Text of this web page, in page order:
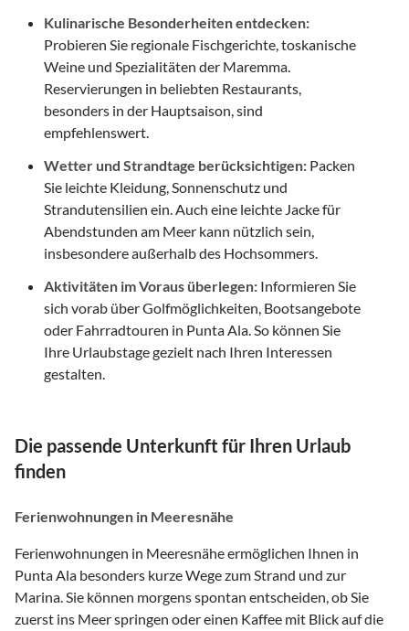
Kulinarische Besonderheiten entdecken:
Probieren Sie regionale Fischgerichte, toskanische
Weine und Spezialitäten der Maremma.
Reservierungen in beliebten Restaurants,
besonders in der Hauptsaison, sind
empfehlenswert.
Wetter und Strandtage berücksichtigen: Packen
Sie leichte Kleidung, Sonnenschutz und
Strandutensilien ein. Auch eine leichte Jacke für
Abendstunden am Meer kann nützlich sein,
insbesondere außerhalb des Hochsommers.
Aktivitäten im Voraus überlegen: Informieren Sie
sich vorab über Golfmöglichkeiten, Bootsangebote
oder Fahrradtouren in Punta Ala. So können Sie
Ihre Urlaubstage gezielt nach Ihren Interessen
gestalten.
Die passende Unterkunft für Ihren Urlaub
finden
Ferienwohnungen in Meeresnähe
Ferienwohnungen in Meeresnähe ermöglichen Ihnen in
Punta Ala besonders kurze Wege zum Strand und zur
Marina. Sie können morgens spontan entscheiden, ob Sie
zuerst ins Meer springen oder einen Kaffee mit Blick auf die